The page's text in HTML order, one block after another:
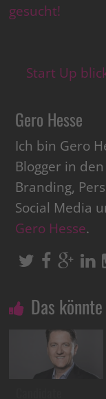
gesucht!
Start Up
Gero Hesse
Ich bin Gero
Blogger in
Branding,
Social Media
Gero Hesse.
Das